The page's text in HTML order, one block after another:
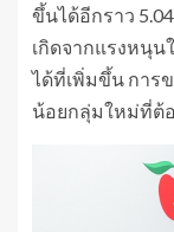
ขึ้นได้อีกราว
เกิดจากแรงหนุน
ได้ที่เพิ่มขึ้น การ
น้อยกลุ่มใหม่ที่ต้